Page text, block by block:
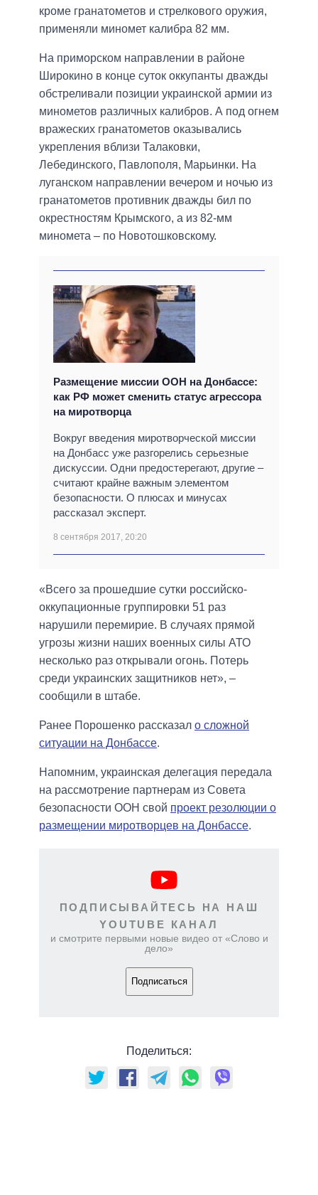
кроме гранатометов и стрелкового оружия,
применяли миномет калибра 82 мм.
На приморском направлении в районе
Широкино в конце суток оккупанты дважды
обстреливали позиции украинской армии из
минометов различных калибров. А под огнем
вражеских гранатометов оказывались
укрепления вблизи Талаковки,
Лебединского, Павлополя, Марьинки. На
луганском направлении вечером и ночью из
гранатометов противник дважды бил по
окрестностям Крымского, а из 82-мм
миномета – по Новотошковскому.
Размещение миссии ООН на Донбассе:
как РФ может сменить статус агрессора
на миротворца
Вокруг введения миротворческой миссии
на Донбасс уже разгорелись серьезные
дискуссии. Одни предостерегают, другие –
считают крайне важным элементом
безопасности. О плюсах и минусах
рассказал эксперт.
8 сентября 2017, 20:20
«Всего за прошедшие сутки российско-
оккупационные группировки 51 раз
нарушили перемирие. В случаях прямой
угрозы жизни наших военных силы АТО
несколько раз открывали огонь. Потерь
среди украинских защитников нет», –
сообщили в штабе.
Ранее Порошенко рассказал о сложной
ситуации на Донбассе.
Напомним, украинская делегация передала
на рассмотрение партнерам из Совета
безопасности ООН свой проект резолюции о
размещении миротворцев на Донбассе.
ПОДПИСЫВАЙТЕСЬ НА НАШ
YOUTUBE КАНАЛ
и смотрите первыми новые видео от «Слово и
дело»
Подписаться
Поделиться: